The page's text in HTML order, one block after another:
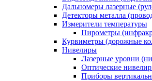
Дальномеры лазерные
Детекторы металла
Измерители температуры
Пирометры
Курвиметры (дорожные
Нивелиры
Лазерные уровни
Оптические
Приборы